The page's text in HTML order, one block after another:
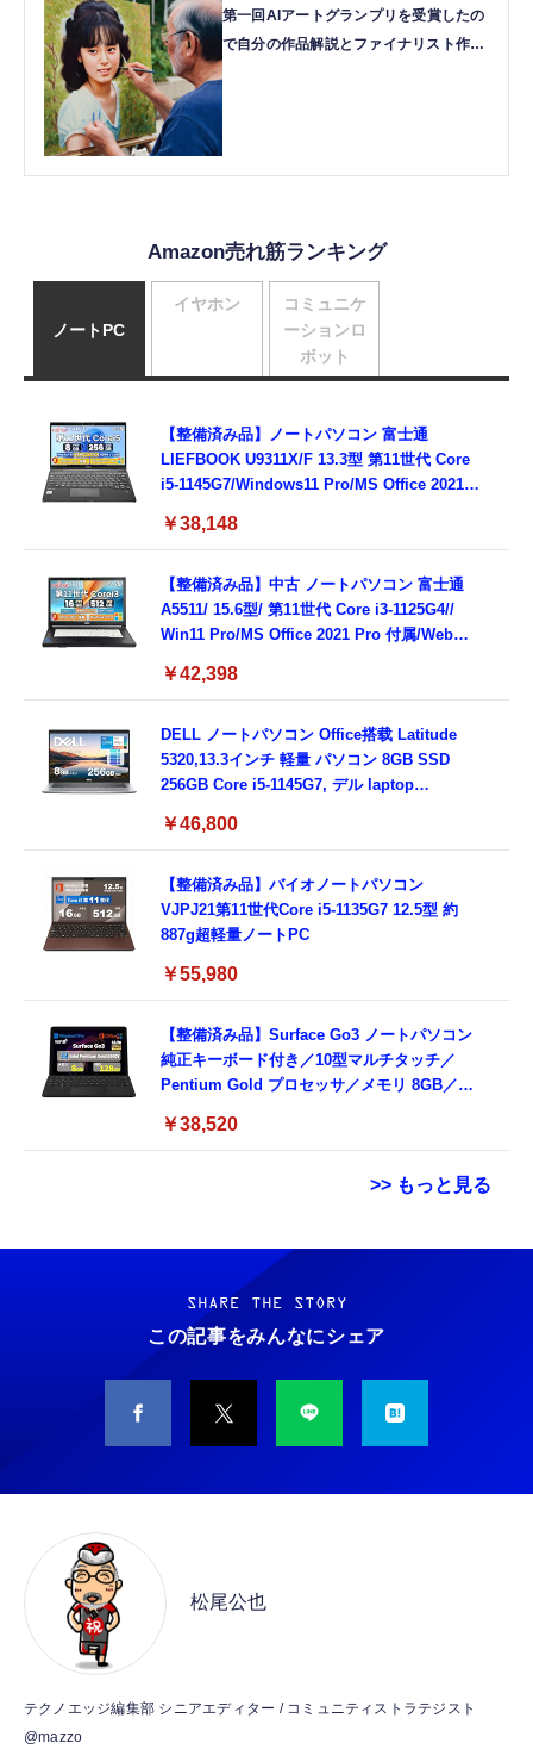
第一回AIアートグランプリを受賞したの
で自分の作品解説とファイナリスト作品
Amazon売れ筋ランキング
ノートPC
【整備済み品】ノートパソコン 富士通
LIEFBOOK U9311X/F 13.3型 第11世代 Core
i5-1145G7/Windows11 Pro/MS Office 2021搭
Type-C/360度回転対応/有線静音マウス付
8GB,SSD256GB)
￥38,148
【整備済み品】中古 ノートパソコン 富士通
A5511/ 15.6型/ 第11世代 Core i3-1125G4//
Win11 Pro/MS Office 2021 Pro 付属/Webカ
3.0)/ 有線静音マウス付属/ 180日保証（メモリ
￥42,398
DELL ノートパソコン Office搭载 Latitude
5320,13.3インチ 軽量 パソコン 8GB SSD
256GB Core i5-1145G7, デル laptop
ド付き (整備済み品)
￥46,800
【整備済み品】バイオノートパソコン
VJPJ21第11世代Core i5-1135G7 12.5型 約
887g超軽量ノートPC
￥55,980
【整備済み品】Surface Go3 ノートパソコン
純正キーボード付き／10型マルチタッチ／
Pentium Gold プロセッサ／メモリ 8GB／
Bluetooth5.0／USB-C／1080p顔認証カメラ
￥38,520
>> もっと見る
イヤホン
Grithope イヤホン タイプC【2026新モデル
耐久性】 有線イヤホン マイク付き HiFi音質
ノイズ低減 重低音 遅延なし
￥949
タイプc 寝ホンイヤホン 寝ホン type-c 有線
睡眠用イヤホン 【音質強化バージョン
￥2,199
MFi認証 【ハイレゾ音質】 内蔵DAC 遅延な
し 48ビット/96KHz 音量調節対応
【HIFI音質】iphone イヤホンジャック ライ
コミュニケ
ーションロ
ボット
霊界コミュニケーションロボット BAKETAN
WARASHI ばけたん ワラシ 改 KAI
￥5,400
M10SR AIペット（コミュニケーションロボッ
ト）
ット）
霊界コミュニケーションロボット BAKETAN
SHARE THE STORY
この記事をみんなにシェア
松尾公也
テクノエッジ編集部 シニアエディター / コミュニティストラテジスト
@mazzo